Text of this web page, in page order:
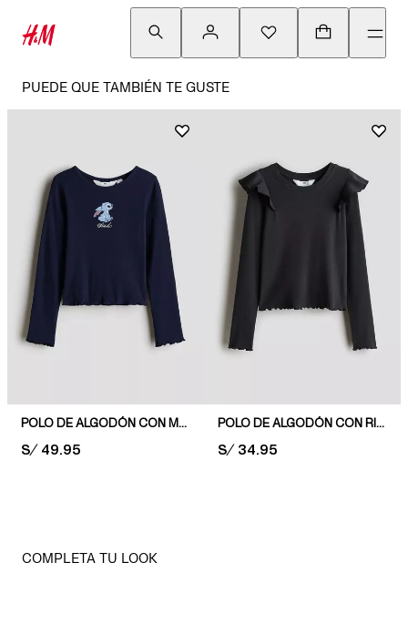
PUEDE QUE TAMBIÉN TE GUSTE
POLO DE ALGODÓN CON MOTIVO ESTAMPADO
PRICE:
S/ 49.95
POLO DE ALGODÓN CON RIBETES DE VOLANTE
PRICE:
S/ 34.95
COMPLETA TU LOOK